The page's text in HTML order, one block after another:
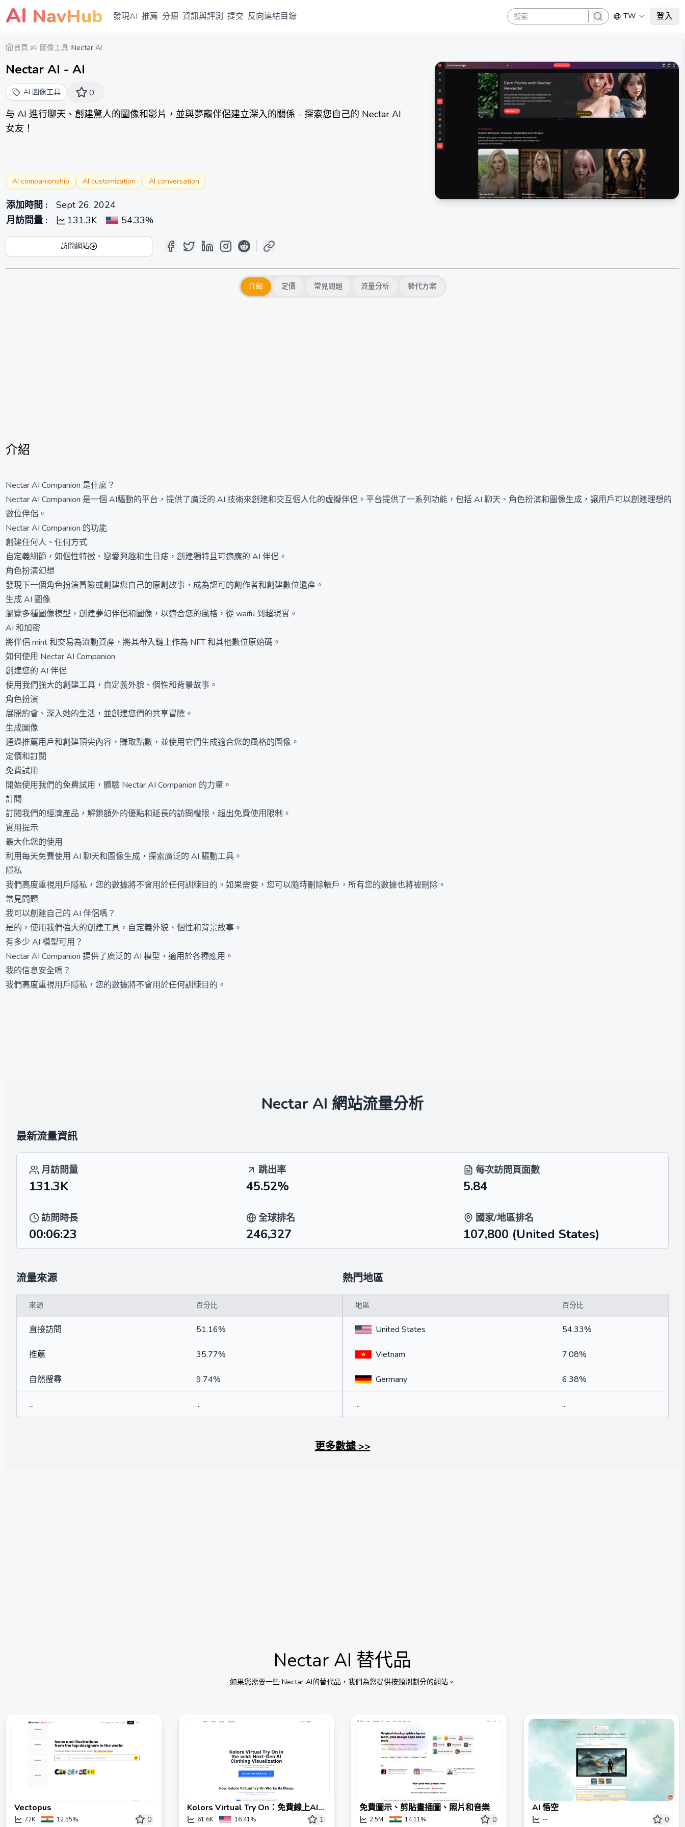
AI NavHub 發現AI 推薦 分類 資訊與評測 提交 反向連結目錄
search
TW 登入
首頁 AI 圖像工具 Nectar AI
Nectar AI - AI
AI 圖像工具 0
与 AI 進行聊天、創建驚人的圖像和影片，並與夢寵伴侶建立深入的關係 - 探索您自己的 Nectar AI
女友！
AI companionship AI customization AI conversation
添加時間 :
Sept 26, 2024
月訪問量 : 131.3K 54.33%
訪問網站
介紹 定價 常見問題 流量分析 替代方案
介紹
Nectar AI Companion 是什麼？
Nectar AI Companion 是一個 AI驅動的平台，提供了廣泛的 AI 技術來創建和交互個人化的虛擬伴侶。平台提供了一系列功能，包括 AI 聊天、角色扮演和圖像生成，讓用戶可以創建理想的
數位伴侶。
Nectar AI Companion 的功能
創建任何人、任何方式
自定義細節，如個性特徵、戀愛興趣和生日痣，創建獨特且可適應的 AI 伴侶。
角色扮演幻想
發現下一個角色扮演冒險或創建您自己的原創故事，成為認可的創作者和創建數位遺產。
生成 AI 圖像
瀏覽多種圖像模型，創建夢幻伴侶和圖像，以適合您的風格，從 waifu 到超現實。
AI 和加密
將伴侶 mint 和交易為流動資產，將其帶入鏈上作為 NFT 和其他數位原始碼。
如何使用 Nectar AI Companion
創建您的 AI 伴侶
使用我們強大的創建工具，自定義外貌、個性和背景故事。
角色扮演
展開約會、深入她的生活，並創建您們的共享冒險。
生成圖像
通過推薦用戶和創建頂尖內容，賺取點數，並使用它們生成適合您的風格的圖像。
定價和訂閱
免費試用
開始使用我們的免費試用，體驗 Nectar AI Companion 的力量。
訂閱
訂閱我們的經濟產品，解鎖額外的優點和延長的訪問權限，超出免費使用限制。
實用提示
最大化您的使用
利用每天免費使用 AI 聊天和圖像生成，探索廣泛的 AI 驅動工具。
隱私
我們高度重視用戶隱私，您的數據將不會用於任何訓練目的。如果需要，您可以隨時刪除帳戶，所有您的數據也將被刪除。
常見問題
我可以創建自己的 AI 伴侶嗎？
是的，使用我們強大的創建工具，自定義外貌、個性和背景故事。
有多少 AI 模型可用？
Nectar AI Companion 提供了廣泛的 AI 模型，適用於各種應用。
我的信息安全嗎？
我們高度重視用戶隱私，您的數據將不會用於任何訓練目的。
Nectar AI 網站流量分析
最新流量資訊
月訪問量 跳出率 每次訪問頁面數
131.3K 45.52% 5.84
訪問時長 全球排名 國家/地區排名
00:06:23 246,327 107,800 (United States)
流量來源
來源 百分比
直接訪問 51.16%
推薦 35.77%
自然搜尋 9.74%
... ...
熱門地區
地區 百分比
United States 54.33%
Vietnam 7.08%
Germany 6.38%
... ...
更多數據>>
Nectar AI 替代品
如果您需要一些 Nectar AI的替代品，我們為您提供按類別劃分的網站。
Vectopus
72K 12.55% 0
Kolors Virtual Try On：免費線上AI
服裝視覺化
61.6K 16.41% 1
免費圖示、剪貼畫插圖、照片和音樂
2.5M 14.11% 0
AI 悟空
-- 0